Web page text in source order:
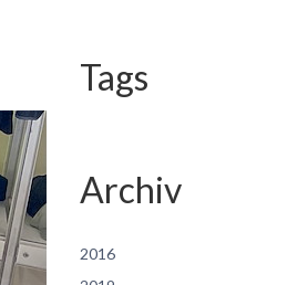
Tags
Archiv
2016